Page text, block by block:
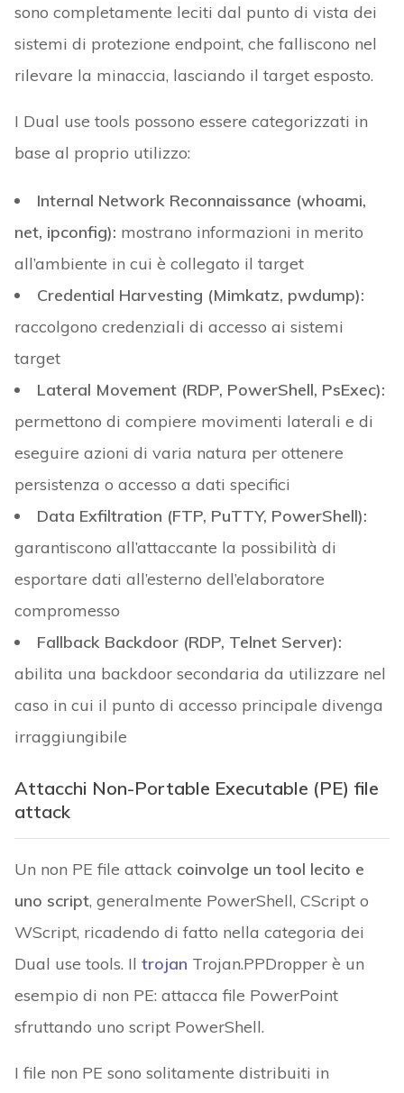
sono completamente leciti dal punto di vista dei
sistemi di protezione endpoint, che falliscono nel
rilevare la minaccia, lasciando il target esposto.
I Dual use tools possono essere categorizzati in
base al proprio utilizzo:
Internal Network Reconnaissance (whoami,
net, ipconfig): mostrano informazioni in merito
all’ambiente in cui è collegato il target
Credential Harvesting (Mimkatz, pwdump):
raccolgono credenziali di accesso ai sistemi
target
Lateral Movement (RDP, PowerShell, PsExec):
permettono di compiere movimenti laterali e di
eseguire azioni di varia natura per ottenere
persistenza o accesso a dati specifici
Data Exfiltration (FTP, PuTTY, PowerShell):
garantiscono all’attaccante la possibilità di
esportare dati all’esterno dell’elaboratore
compromesso
Fallback Backdoor (RDP, Telnet Server):
abilita una backdoor secondaria da utilizzare nel
caso in cui il punto di accesso principale divenga
irraggiungibile
Attacchi Non-Portable Executable (PE) file
attack
Un non PE file attack coinvolge un tool lecito e
uno script, generalmente PowerShell, CScript o
WScript, ricadendo di fatto nella categoria dei
Dual use tools. Il trojan Trojan.PPDropper è un
esempio di non PE: attacca file PowerPoint
sfruttando uno script PowerShell.
I file non PE sono solitamente distribuiti in